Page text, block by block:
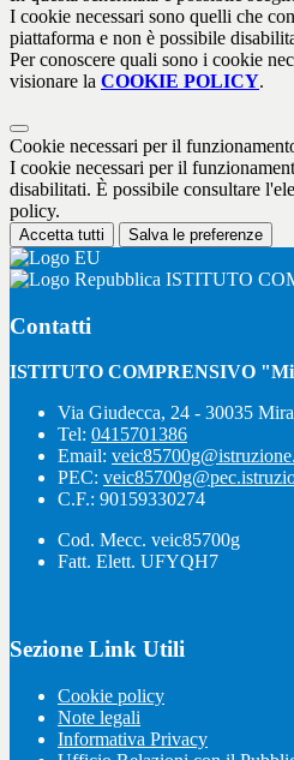
I cookie necessari sono quelli che
piattaforma e non è possibile
Per conoscere quali sono i cookie
visionare la COOKIE POLICY.
Cookie necessari per il
I cookie necessari per il
disabilitati. È possibile consultare
policy.
Accetta tutti Salva le preferenze
ISTITUTO
Contatti
ISTITUTO COMPRENSIVO
Via Giudecca, 24 - 30035
Tel: 0415701386
Email:
PEC:
C.F.: 90159330274
Cod. Mecc. veic85700g
Fatt. Elett. UFYQH7
Sezione Link Utili
Cookie policy
Note legali
Informativa Privacy